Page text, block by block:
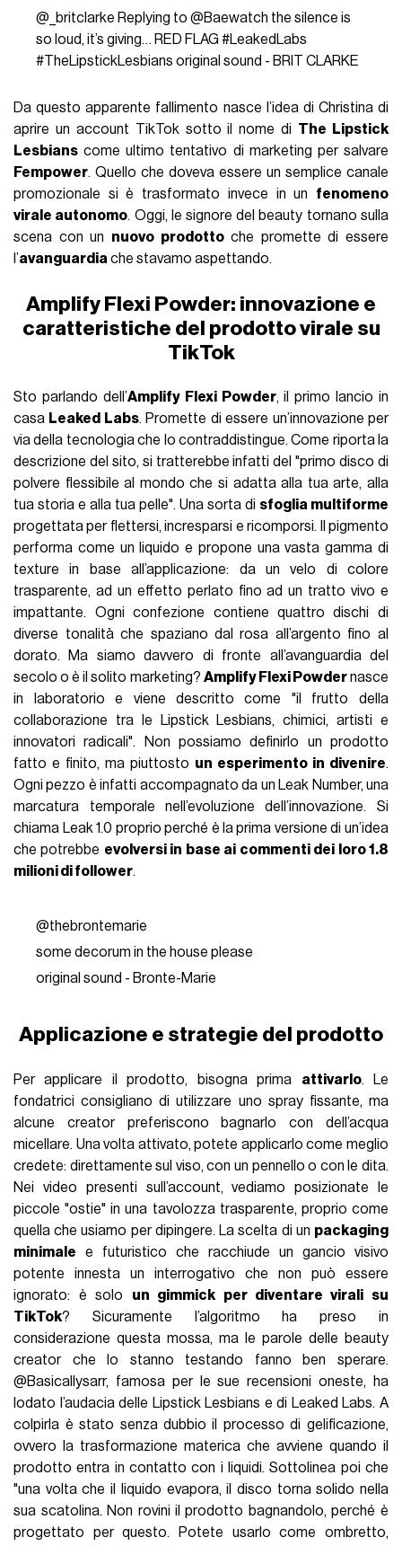
@_britclarke Replying to @Baewatch the silence is
so loud, it’s giving… RED FLAG #LeakedLabs
#TheLipstickLesbians original sound - BRIT CLARKE
Da questo apparente fallimento nasce l’idea di Christina di
aprire un account TikTok sotto il nome di The Lipstick
Lesbians come ultimo tentativo di marketing per salvare
Fempower. Quello che doveva essere un semplice canale
promozionale si è trasformato invece in un fenomeno
virale autonomo. Oggi, le signore del beauty tornano sulla
scena con un nuovo prodottoche promette di essere
l’avanguardia che stavamo aspettando.
Amplify Flexi Powder: innovazione e
caratteristiche del prodotto virale su
TikTok
Sto parlando dell’Amplify Flexi Powder, il primo lancio in
casa Leaked Labs. Promette di essere un’innovazione per
via della tecnologia che lo contraddistingue. Come riporta la
descrizione del sito, si tratterebbe infatti del "primo disco di
polvere flessibile al mondo che si adatta alla tua arte, alla
tua storia e alla tua pelle". Una sorta di sfoglia multiforme
progettata per flettersi, incresparsi e ricomporsi. Il pigmento
performa come un liquido e propone una vasta gamma di
texture in base all’applicazione: da un velo di colore
trasparente, ad un effetto perlato fino ad un tratto vivo e
impattante. Ogni confezione contiene quattro dischi di
diverse tonalità che spaziano dal rosa all’argento fino al
dorato. Ma siamo davvero di fronte all’avanguardia del
secolo o è il solito marketing? Amplify Flexi Powdernasce
in laboratorio e viene descritto come "il frutto della
collaborazione tra le Lipstick Lesbians, chimici, artisti e
innovatori radicali". Non possiamo definirlo un prodotto
fatto e finito, ma piuttosto un esperimento in divenire.
Ogni pezzo è infatti accompagnato da un Leak Number, una
marcatura temporale nell’evoluzione dell’innovazione. Si
chiama Leak 1.0 proprio perché è la prima versione di un’idea
che potrebbe evolversi in base ai commenti dei loro 1.8
milioni di follower.
@thebrontemarie
some decorum in the house please
original sound - Bronte-Marie
Applicazione e strategie del prodotto
Per applicare il prodotto, bisogna prima attivarlo. Le
fondatrici consigliano di utilizzare uno spray fissante, ma
alcune creator preferiscono bagnarlo con dell’acqua
micellare. Una volta attivato, potete applicarlo come meglio
credete: direttamente sul viso, con un pennello o con le dita.
Nei video presenti sull’account, vediamo posizionate le
piccole "ostie" in una tavolozza trasparente, proprio come
quella che usiamo per dipingere. La scelta di un packaging
minimale e futuristico che racchiude un gancio visivo
potente innesta un interrogativo che non può essere
ignorato: è solo un gimmick per diventare virali su
TikTok? Sicuramente l’algoritmo ha preso in
considerazione questa mossa, ma le parole delle beauty
creator che lo stanno testando fanno ben sperare.
@Basicallysarr, famosa per le sue recensioni oneste, ha
lodato l’audacia delle Lipstick Lesbians e di Leaked Labs. A
colpirla è stato senza dubbio il processo di gelificazione,
ovvero la trasformazione materica che avviene quando il
prodotto entra in contatto con i liquidi. Sottolinea poi che
"una volta che il liquido evapora, il disco torna solido nella
sua scatolina. Non rovini il prodotto bagnandolo, perché è
progettato per questo. Potete usarlo come ombretto,